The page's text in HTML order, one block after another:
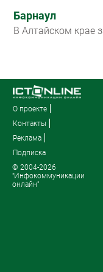
Барнаул
В Алтайском крае
О проекте
Контакты
Реклама
Подписка
© 2004-2026
"Инфокоммуникации
онлайн"